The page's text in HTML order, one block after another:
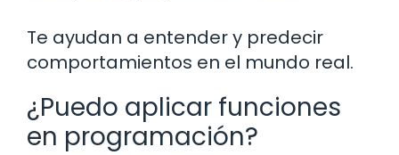
Te ayudan a entender y predecir
comportamientos en el mundo real.
¿Puedo aplicar funciones
en programación?